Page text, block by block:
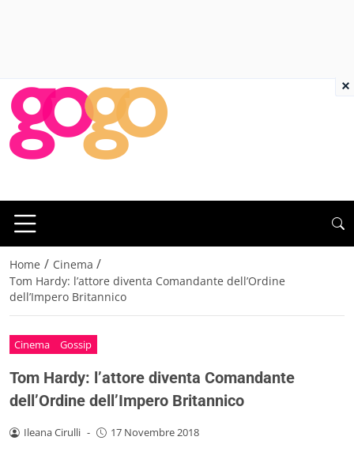
Home / Cinema /
Tom Hardy: l’attore diventa Comandante dell’Ordine
dell’Impero Britannico
Cinema Gossip
Tom Hardy: l’attore diventa Comandante
dell’Ordine dell’Impero Britannico
Ileana Cirulli - 17 Novembre 2018
×